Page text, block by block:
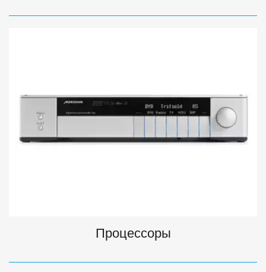
Процессоры